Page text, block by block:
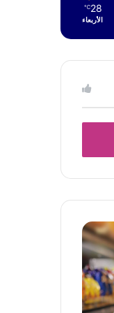
28
℃
الأربعاء